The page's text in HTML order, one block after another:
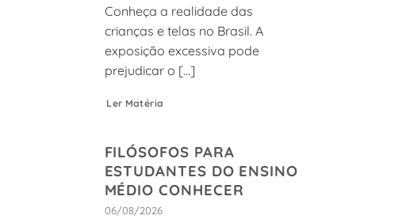
Conheça a realidade das
crianças e telas no Brasil. A
exposição excessiva pode
prejudicar o [...]
Ler Matéria
FILÓSOFOS PARA
ESTUDANTES DO ENSINO
MÉDIO CONHECER
06/08/2026